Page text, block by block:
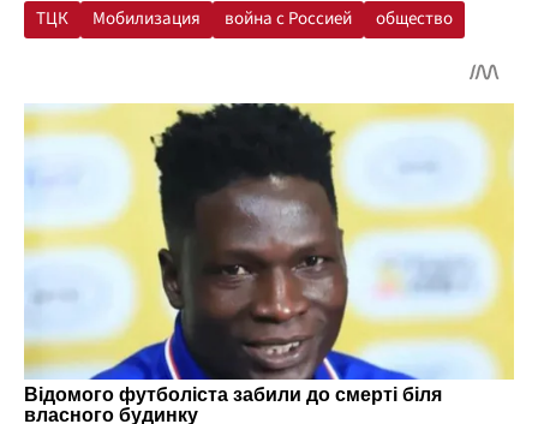
ТЦК Мобилизация война с Россией общество